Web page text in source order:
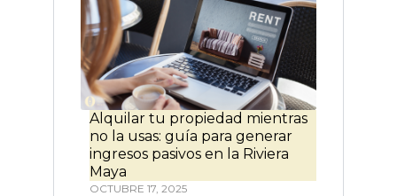
Alquilar tu propiedad mientras
no la usas: guía para generar
ingresos pasivos en la Riviera
Maya
OCTUBRE 17, 2025